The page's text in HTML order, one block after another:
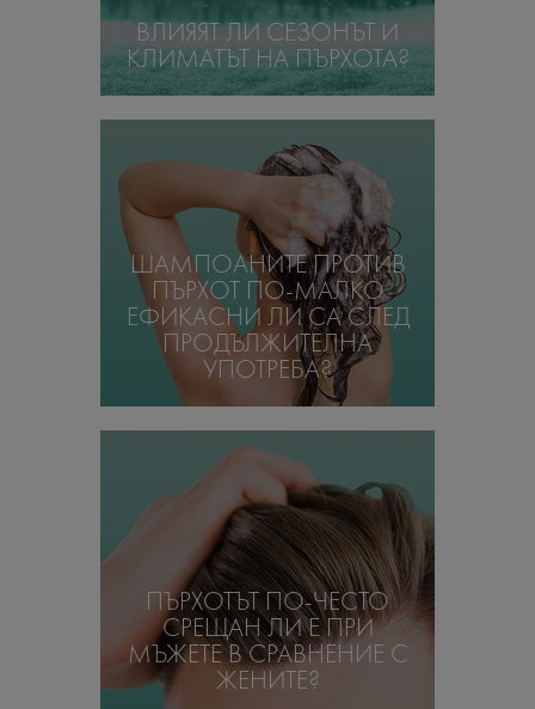
ВЛИЯЯТ ЛИ СЕЗОНЪТ И
КЛИМАТЪТ НА ПЪРХОТА?
ШАМПОАНИТЕ ПРОТИВ
ПЪРХОТ ПО-МАЛКО
ЕФИКАСНИ ЛИ СА СЛЕД
ПРОДЪЛЖИТЕЛНА
УПОТРЕБА?
ПЪРХОТЪТ ПО-ЧЕСТО
СРЕЩАН ЛИ Е ПРИ
МЪЖЕТЕ В СРАВНЕНИЕ С
ЖЕНИТЕ?